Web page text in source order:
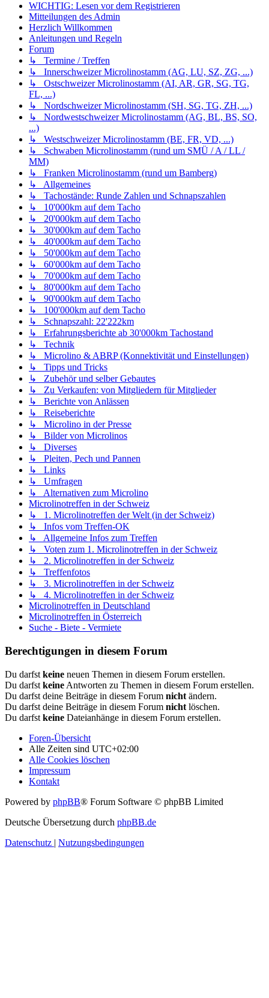
WICHTIG: Lesen vor dem Registrieren
Mitteilungen des Admin
Herzlich Willkommen
Anleitungen und Regeln
Forum
↳ Termine / Treffen
↳ Innerschweizer Microlinostamm (AG, LU, SZ, ZG, ...)
↳ Ostschweizer Microlinostamm (AI, AR, GR, SG, TG,
FL, ...)
↳ Nordschweizer Microlinostamm (SH, SG, TG, ZH, ...)
↳ Nordwestschweizer Microlinostamm (AG, BL, BS, SO,
...)
↳ Westschweizer Microlinostamm (BE, FR, VD, ...)
↳ Schwaben Microlinostamm (rund um SMÜ / A / LL /
MM)
↳ Franken Microlinostamm (rund um Bamberg)
↳ Allgemeines
↳ Tachostände: Runde Zahlen und Schnapszahlen
↳ 10'000km auf dem Tacho
↳ 20'000km auf dem Tacho
↳ 30'000km auf dem Tacho
↳ 40'000km auf dem Tacho
↳ 50'000km auf dem Tacho
↳ 60'000km auf dem Tacho
↳ 70'000km auf dem Tacho
↳ 80'000km auf dem Tacho
↳ 90'000km auf dem Tacho
↳ 100'000km auf dem Tacho
↳ Schnapszahl: 22'222km
↳ Erfahrungsberichte ab 30'000km Tachostand
↳ Technik
↳ Microlino & ABRP (Konnektivität und Einstellungen)
↳ Tipps und Tricks
↳ Zubehör und selber Gebautes
↳ Zu Verkaufen: von Mitgliedern für Mitglieder
↳ Berichte von Anlässen
↳ Reiseberichte
↳ Microlino in der Presse
↳ Bilder von Microlinos
↳ Diverses
↳ Pleiten, Pech und Pannen
↳ Links
↳ Umfragen
↳ Alternativen zum Microlino
Microlinotreffen in der Schweiz
↳ 1. Microlinotreffen der Welt (in der Schweiz)
↳ Infos vom Treffen-OK
↳ Allgemeine Infos zum Treffen
↳ Voten zum 1. Microlinotreffen in der Schweiz
↳ 2. Microlinotreffen in der Schweiz
↳ Treffenfotos
↳ 3. Microlinotreffen in der Schweiz
↳ 4. Microlinotreffen in der Schweiz
Microlinotreffen in Deutschland
Microlinotreffen in Österreich
Suche - Biete - Vermiete
Berechtigungen in diesem Forum
Du darfst keine neuen Themen in diesem Forum erstellen.
Du darfst keine Antworten zu Themen in diesem Forum erstellen.
Du darfst deine Beiträge in diesem Forum nicht ändern.
Du darfst deine Beiträge in diesem Forum nicht löschen.
Du darfst keine Dateianhänge in diesem Forum erstellen.
Foren-Übersicht
Alle Zeiten sind UTC+02:00
Alle Cookies löschen
Impressum
Kontakt
Powered by phpBB® Forum Software © phpBB Limited
Deutsche Übersetzung durch phpBB.de
Datenschutz | Nutzungsbedingungen